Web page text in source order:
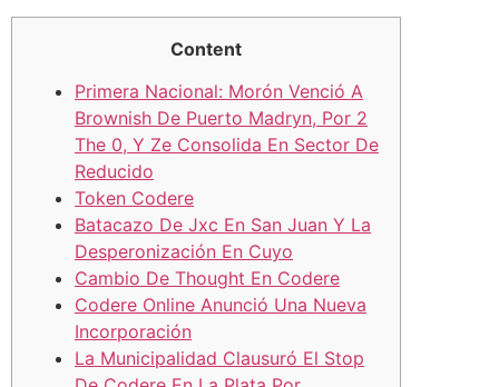
Content
Primera Nacional: Morón Venció A
Brownish De Puerto Madryn, Por 2
The 0, Y Ze Consolida En Sector De
Reducido
Token Codere
Batacazo De Jxc En San Juan Y La
Desperonización En Cuyo
Cambio De Thought En Codere
Codere Online Anunció Una Nueva
Incorporación
La Municipalidad Clausuró El Stop